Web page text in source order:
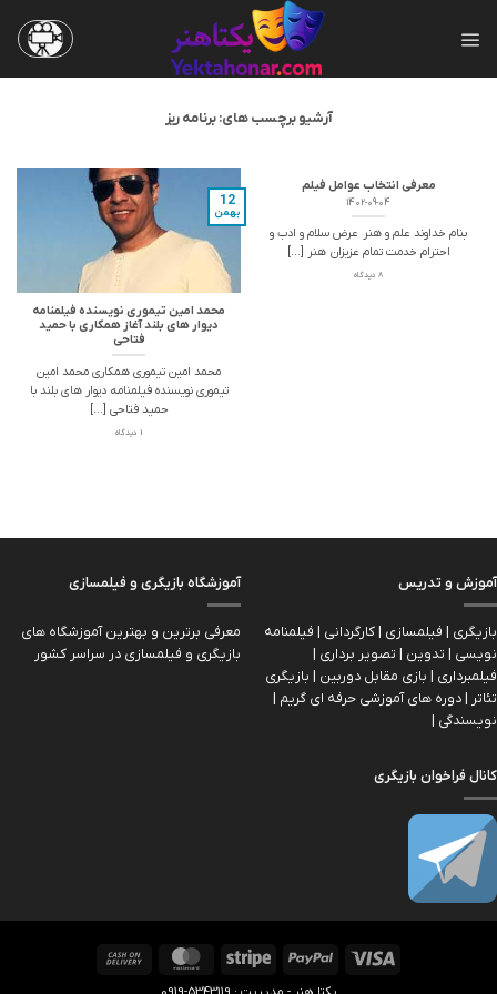
آرشیو برچسب های:برنامه ریز
معرفی انتخاب عوامل فیلم
1402-09-04
بنام خداوند علم و هنر عرض سلام و ادب و
احترام خدمت تمام عزیزان هنر [...]
8 دیدگاه
محمد امین تیموری نویسنده فیلمنامه
دیوار های بلند آغاز همکاری با حمید
فتاحی
محمد امین تیموری همکاری محمد امین
تیموری نویسنده فیلمنامه دیوار های بلند با
حمید فتاحی [...]
1 دیدگاه
12
بهمن
آموزش و تدریس
بازیگری | فیلمسازی | کارگردانی | فیلمنامه
نویسی | تدوین | تصویر برداری |
فیلمبرداری | بازی مقابل دوربین | بازیگري
تئاتر | دوره های آموزشی حرفه ای گریم |
نویسندگی |
آموزشگاه بازیگری و فیلمسازی
معرفی برترین و بهترین آموزشگاه های
بازیگری و فیلمسازی در سراسر کشور
کانال فراخوان بازیگری
Visa
PayPal
Stripe
MasterCard